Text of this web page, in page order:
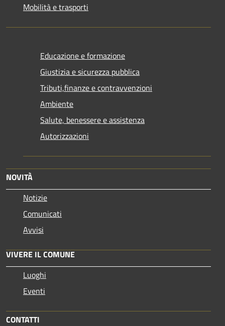
Mobilità e trasporti
Educazione e formazione
Giustizia e sicurezza pubblica
Tributi,finanze e contravvenzioni
Ambiente
Salute, benessere e assistenza
Autorizzazioni
NOVITÀ
Notizie
Comunicati
Avvisi
VIVERE IL COMUNE
Luoghi
Eventi
CONTATTI